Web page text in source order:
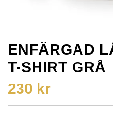
ENFÄRGAD
T-SHIRT GRÅ
230 kr